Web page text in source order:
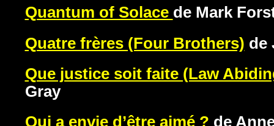
Quantum of Solace de Mark
Quatre frères (Four Brothers) de
Que justice soit faite (Law
Gray
Qui a envie d’être aimé ? de